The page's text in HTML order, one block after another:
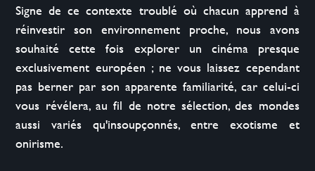
Signe de ce contexte troublé où chacun apprend à
réinvestir son environnement proche, nous avons
souhaité cette fois explorer un cinéma presque
exclusivement européen ; ne vous laissez cependant
pas berner par son apparente familiarité, car celui-ci
vous révélera, au fil de notre sélection, des mondes
aussi variés qu'insoupçonnés, entre exotisme et
onirisme.